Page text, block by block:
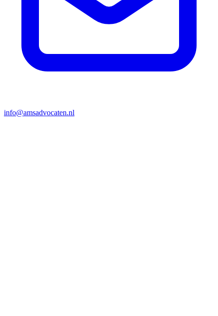
info@amsadvocaten.nl